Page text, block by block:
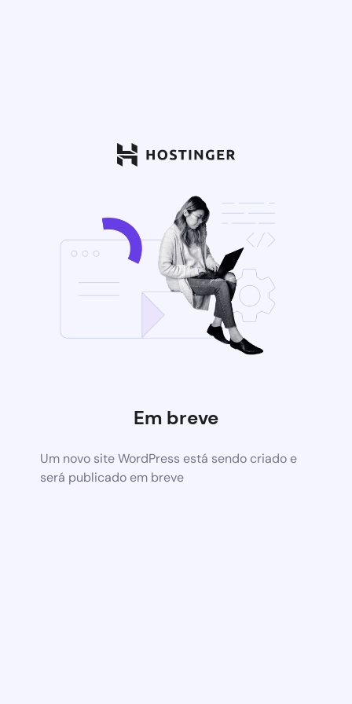
Em breve
Um novo site WordPress está sendo criado e
será publicado em breve